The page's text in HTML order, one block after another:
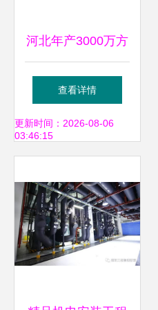
河北年产3000万方
移动建筑垃圾处理
设备配置方案与租
查看详情
更新时间：2026-08-06
03:46:15